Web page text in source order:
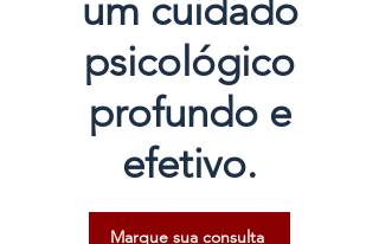
psicológico
profundo e
efetivo.
Marque sua consulta